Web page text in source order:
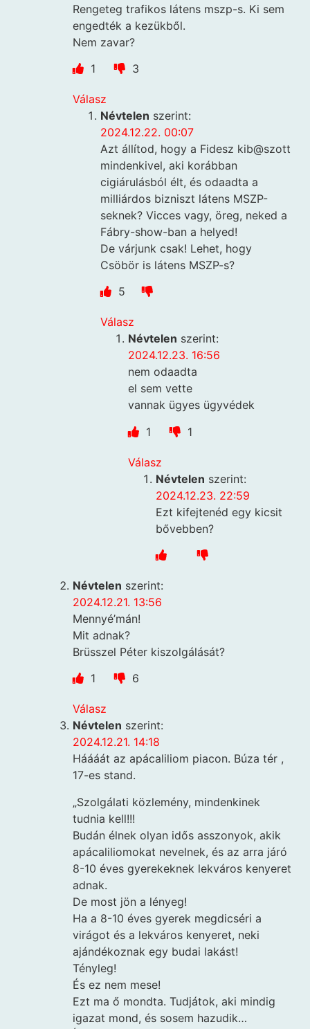
Rengeteg trafikos látens mszp-s. Ki sem
engedték a kezükből.
Nem zavar?
1
3
Válasz
Névtelen szerint:
2024.12.22. 00:07
Azt állítod, hogy a Fidesz kib@szott
mindenkivel, aki korábban
cigiárulásból élt, és odaadta a
milliárdos bizniszt látens MSZP-
seknek? Vicces vagy, öreg, neked a
Fábry-show-ban a helyed!
De várjunk csak! Lehet, hogy
Csöbör is látens MSZP-s?
5
Válasz
Névtelen szerint:
2024.12.23. 16:56
nem odaadta
el sem vette
vannak ügyes ügyvédek
1
1
Válasz
Névtelen szerint:
2024.12.23. 22:59
Ezt kifejtenéd egy kicsit
bővebben?
Névtelen szerint:
2024.12.21. 13:56
Mennyé’mán!
Mit adnak?
Brüsszel Péter kiszolgálását?
1
6
Válasz
Névtelen szerint:
2024.12.21. 14:18
Háááát az apácaliliom piacon. Búza tér ,
17-es stand.
„Szolgálati közlemény, mindenkinek
tudnia kell!!!
Budán élnek olyan idős asszonyok, akik
apácaliliomokat nevelnek, és az arra járó
8-10 éves gyerekeknek lekváros kenyeret
adnak.
De most jön a lényeg!
Ha a 8-10 éves gyerek megdicséri a
virágot és a lekváros kenyeret, neki
ajándékoznak egy budai lakást!
Tényleg!
És ez nem mese!
Ezt ma ő mondta. Tudjátok, aki mindig
igazat mond, és sosem hazudik…